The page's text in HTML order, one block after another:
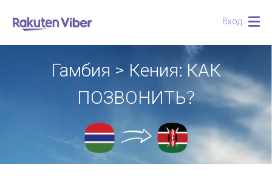
Вход
Гамбия > Кения: КАК
ПОЗВОНИТЬ?